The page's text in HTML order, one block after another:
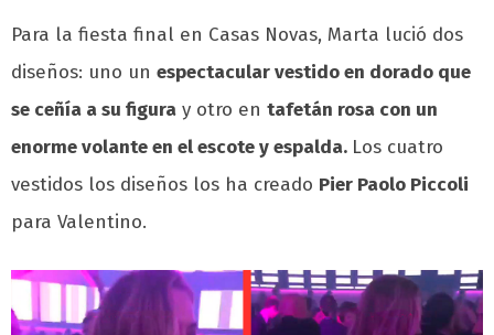
Para la fiesta final en Casas Novas, Marta lució dos
diseños: uno un espectacular vestido en dorado que
se ceñía a su figura y otro en tafetán rosa con un
enorme volante en el escote y espalda. Los cuatro
vestidos los diseños los ha creado Pier Paolo Piccoli
para Valentino.